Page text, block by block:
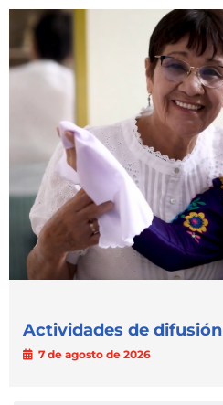
Actividades de difusión
7 de agosto de 2026